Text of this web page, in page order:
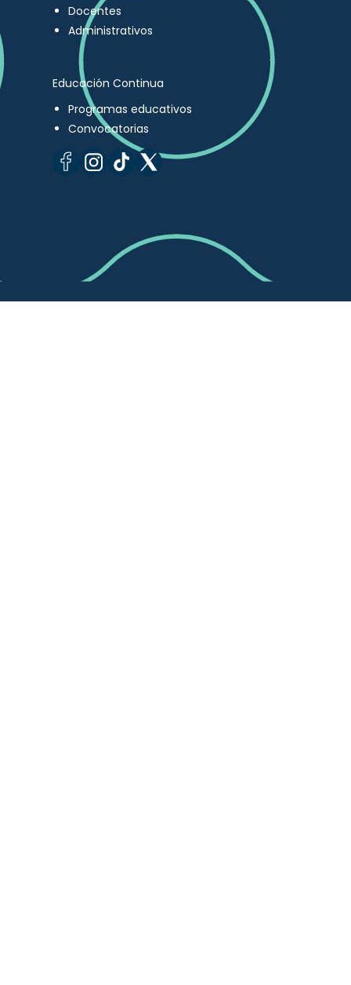
Docentes
Administrativos
Educación Continua
Programas educativos
Convocatorias